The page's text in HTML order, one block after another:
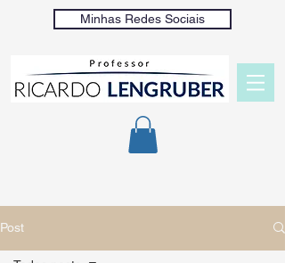
Minhas Redes Sociais
Post